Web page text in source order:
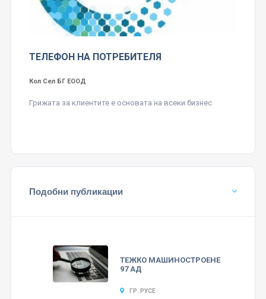
ТЕЛЕФОН НА ПОТРЕБИТЕЛЯ
Кол Сел БГ ЕООД
Грижата за клиентите е основата на всеки бизнес
Подобни публикации
ТЕЖКО МАШИНОСТРОЕНЕ
97 АД
ГР. РУСЕ